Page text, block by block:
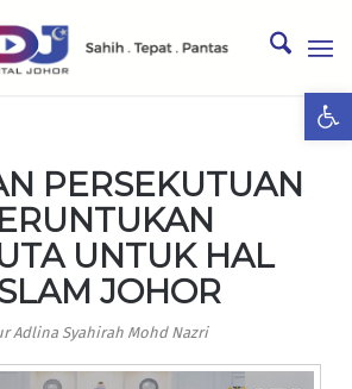
PERSEKUTUAN
UNTUK HAL
JOHOR
Adlina Syahirah Mohd Nazri